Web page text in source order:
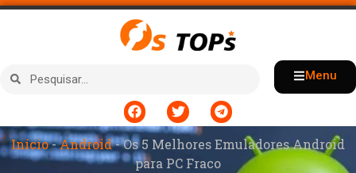
Menu
Início-Android-Os 5 Melhores Emuladores Android
para PC Fraco